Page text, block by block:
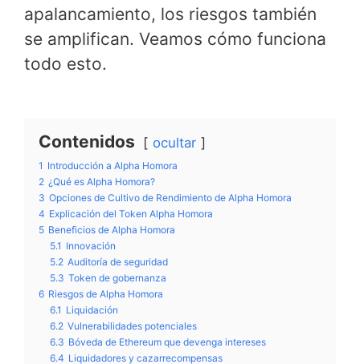
apalancamiento, los riesgos también
se amplifican. Veamos cómo funciona
todo esto.
Contenidos ocultar
1 Introducción a Alpha Homora
2 ¿Qué es Alpha Homora?
3 Opciones de Cultivo de Rendimiento de Alpha Homora
4 Explicación del Token Alpha Homora
5 Beneficios de Alpha Homora
5.1 Innovación
5.2 Auditoría de seguridad
5.3 Token de gobernanza
6 Riesgos de Alpha Homora
6.1 Liquidación
6.2 Vulnerabilidades potenciales
6.3 Bóveda de Ethereum que devenga intereses
6.4 Liquidadores y cazarrecompensas